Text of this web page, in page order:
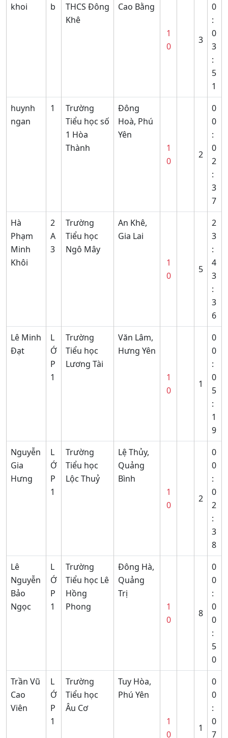
khoi
b
THCS Đông
Khê
Cao Bằng
1
0
3
0
:
0
3
:
5
1
huynh
ngan
1
Trường
Tiểu học số
1 Hòa
Thành
Đông
Hoà, Phú
Yên
1
0
2
0
0
:
0
2
:
3
7
Hà
Phạm
Minh
Khôi
2
A
3
Trường
Tiểu học
Ngô Mây
An Khê,
Gia Lai
1
0
5
2
3
:
4
3
:
3
6
Lê Minh
Đạt
L
Ớ
P
1
Trường
Tiểu học
Lương Tài
Văn Lâm,
Hưng Yên
1
0
1
0
0
:
0
5
:
1
9
Nguyễn
Gia
Hưng
L
Ớ
P
1
Trường
Tiểu học
Lộc Thuỷ
Lệ Thủy,
Quảng
Bình
1
0
2
0
0
:
0
2
:
3
8
Lê
Nguyễn
Bảo
Ngọc
L
Ớ
P
1
Trường
Tiểu học Lê
Hồng
Phong
Đông Hà,
Quảng
Trị
1
0
8
0
0
:
0
0
:
5
0
Trần Vũ
Cao
Viên
L
Ớ
P
1
Trường
Tiểu học
Âu Cơ
Tuy Hòa,
Phú Yên
1
0
1
0
0
:
0
7